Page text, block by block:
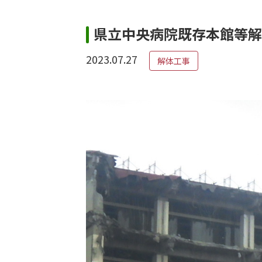
県立中央病院既存本館等
2023.07.27 解体工事